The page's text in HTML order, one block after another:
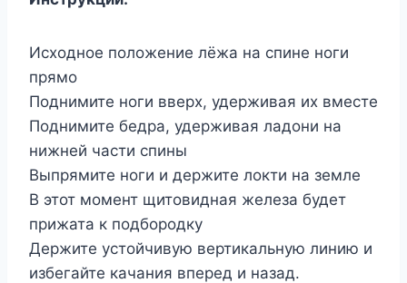
Исходное положение лёжа на спине ноги
прямо
Поднимите ноги вверх, удерживая их вместе
Поднимите бедра, удерживая ладони на
нижней части спины
Выпрямите ноги и держите локти на земле
В этот момент щитовидная железа будет
прижата к подбородку
Держите устойчивую вертикальную линию и
избегайте качания вперед и назад.